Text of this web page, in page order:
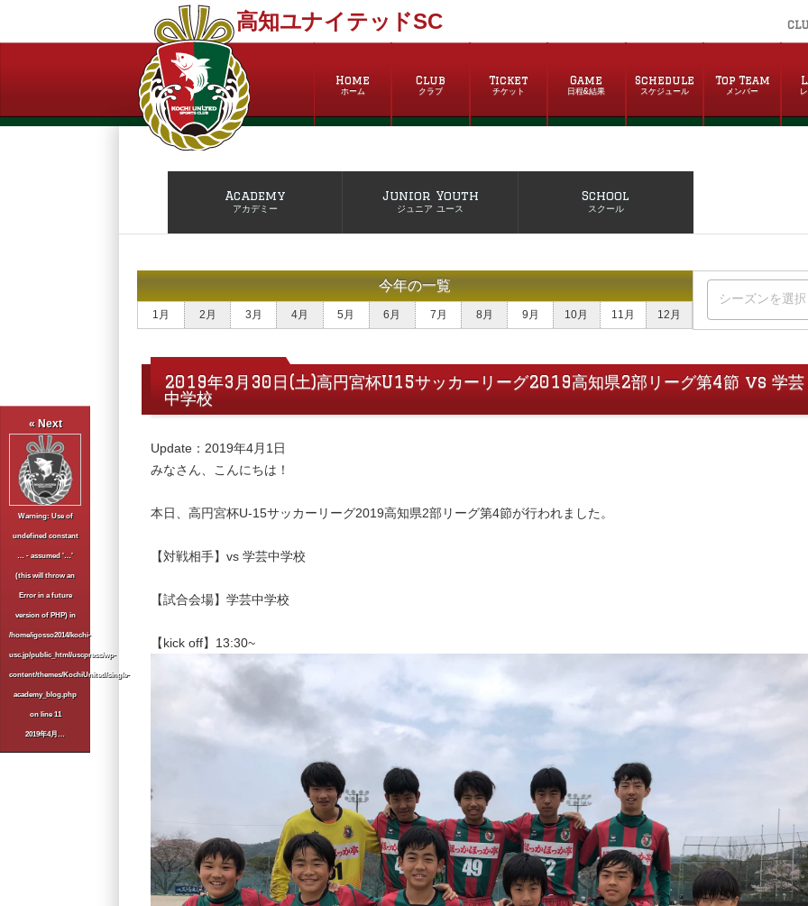
高知ユナイテッドSC
Home
ホーム
Club
クラブ
Ticket
チケット
Game
日程&結果
Schedule
スケジュール
Top Team
メンバー
« Next
Warning: Use of
undefined constant
… - assumed '…'
(this will throw an
Error in a future
version of PHP) in
/home/igosso2014/kochi-
usc.jp/public_html/uscpress/wp-
content/themes/KochiUnited/single-
academy_blog.php
on line11
2019年4月…
Academy
アカデミー
Junior Youth
ジュニア ユース
School
スクール
今年の一覧
1月 2月 3月 4月 5月 6月 7月 8月 9月 10月 11月 12月
2019年3月30日(土)高円宮杯U15サッカーリーグ2019高知県2部リーグ第4節 vs 学芸
中学校
Update：2019年4月1日
みなさん、こんにちは！
本日、高円宮杯U-15サッカーリーグ2019高知県2部リーグ第4節が行われました。
【対戦相手】vs 学芸中学校
【試合会場】学芸中学校
【kick off】13:30~